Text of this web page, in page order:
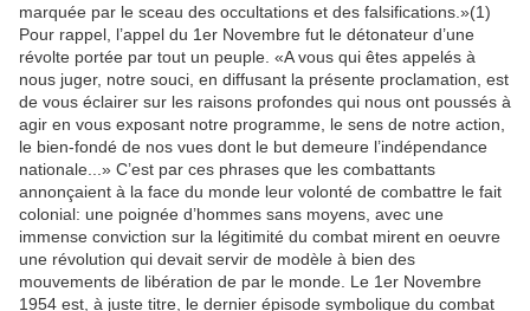
marquée par le sceau des occultations et des falsifications.»(1)
Pour rappel, l’appel du 1er Novembre fut le détonateur d’une
révolte portée par tout un peuple. «A vous qui êtes appelés à
nous juger, notre souci, en diffusant la présente proclamation, est
de vous éclairer sur les raisons profondes qui nous ont poussés à
agir en vous exposant notre programme, le sens de notre action,
le bien-fondé de nos vues dont le but demeure l’indépendance
nationale...» C’est par ces phrases que les combattants
annonçaient à la face du monde leur volonté de combattre le fait
colonial: une poignée d’hommes sans moyens, avec une
immense conviction sur la légitimité du combat mirent en oeuvre
une révolution qui devait servir de modèle à bien des
mouvements de libération de par le monde. Le 1er Novembre
1954 est, à juste titre, le dernier épisode symbolique du combat